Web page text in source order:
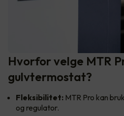
Hvorfor velge MTR
gulvtermostat?
Fleksibilitet: MTR Pro kan
og regulator.